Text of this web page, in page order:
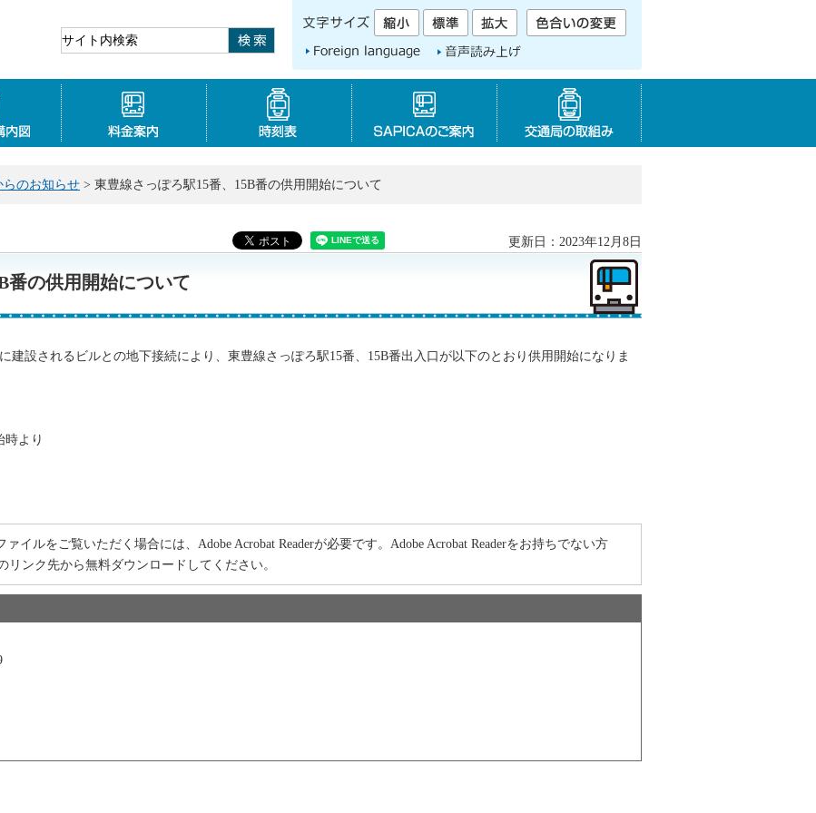
Foreign language 音声読み上げ
路線図・構内図 料金案内 時刻表 SAPICAのご案内
らのお知らせ > 東豊線さっぽろ駅15番、15B番の供用開始について
更新日：2023年12月8日
番の供用開始について
設されるビルとの地下接続により、東豊線さっぽろ駅15番、15B番出入口が以下のとおり供用開始になりま
より
ァイルをご覧いただく場合には、Adobe Acrobat Readerが必要です。Adobe Acrobat Readerをお持ちでない方
リンク先から無料ダウンロードしてください。